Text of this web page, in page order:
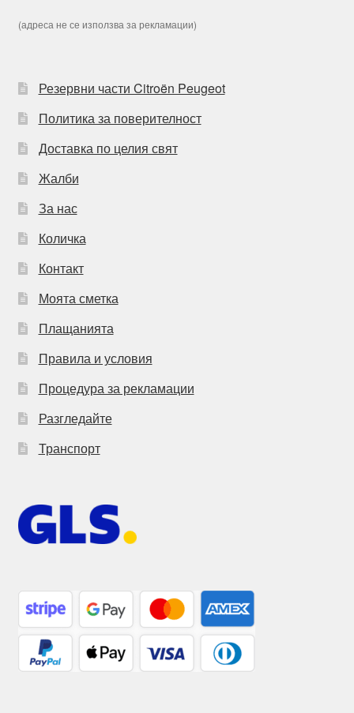
(адреса не се използва за рекламации)
Резервни части Citroën Peugeot
Политика за поверителност
Доставка по целия свят
Жалби
За нас
Количка
Контакт
Моята сметка
Плащанията
Правила и условия
Процедура за рекламации
Разгледайте
Транспорт